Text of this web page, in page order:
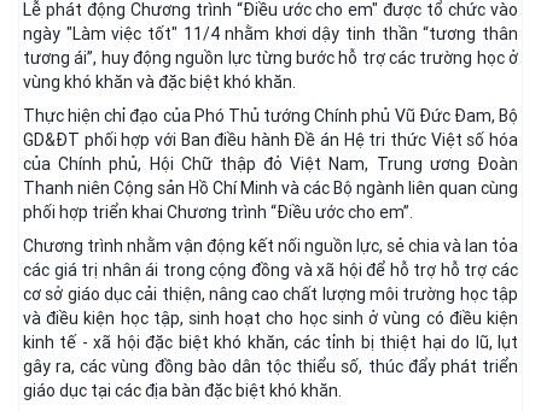
Lễ phát động Chương trình “Điều ước cho em" được tổ chức vào
ngày "Làm việc tốt" 11/4 nhằm khơi dậy tinh thần “tương thân
tương ái”, huy động nguồn lực từng bước hỗ trợ các trường học ở
vùng khó khăn và đặc biệt khó khăn.
Thực hiện chỉ đạo của Phó Thủ tướng Chính phủ Vũ Đức Đam, Bộ
GD&ĐT phối hợp với Ban điều hành Đề án Hệ tri thức Việt số hóa
của Chính phủ, Hội Chữ thập đỏ Việt Nam, Trung ương Đoàn
Thanh niên Cộng sản Hồ Chí Minh và các Bộ ngành liên quan cùng
phối hợp triển khai Chương trình “Điều ước cho em”.
Chương trình nhằm vận động kết nối nguồn lực, sẻ chia và lan tỏa
các giá trị nhân ái trong cộng đồng và xã hội để hỗ trợ hỗ trợ các
cơ sở giáo dục cải thiện, nâng cao chất lượng môi trường học tập
và điều kiện học tập, sinh hoạt cho học sinh ở vùng có điều kiện
kinh tế - xã hội đặc biệt khó khăn, các tỉnh bị thiệt hại do lũ, lụt
gây ra, các vùng đồng bào dân tộc thiểu số, thúc đẩy phát triển
giáo dục tại các địa bàn đặc biệt khó khăn.